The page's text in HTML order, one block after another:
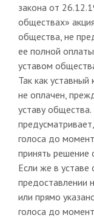
закона от
обществах»
общества, не
ее полной
уставом
Так как
не оплачен,
уставу
голоса до
принять
Если же в
предоставлении
или прямо
голоса до